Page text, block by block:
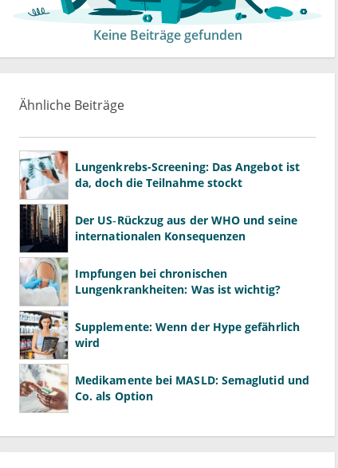
Keine Beiträge gefunden
Ähnliche Beiträge
Lungenkrebs-Screening: Das Angebot ist
da, doch die Teilnahme stockt
Der US‑Rückzug aus der WHO und seine
internationalen Konsequenzen
Impfungen bei chronischen
Lungenkrankheiten: Was ist wichtig?
Supplemente: Wenn der Hype gefährlich
wird
Medikamente bei MASLD: Semaglutid und
Co. als Option